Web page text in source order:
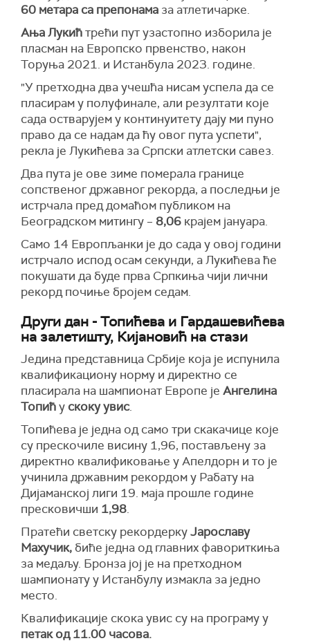
60 метара са препонама за атлетичарке.
Ања Лукићтрећи пут узастопно изборила је
пласман на Европско првенство, након
Торуња 2021. и Истанбула 2023. године.
"У претходна два учешћа нисам успела да се
пласирам у полуфинале, али резултати које
сада остварујем у континуитету дају ми пуно
право да се надам да ћу овог пута успети",
рекла је Лукићева за Српски атлетски савез.
Два пута је ове зиме померала границе
сопственог државног рекорда, а последњи је
истрчала пред домаћом публиком на
Београдском митингу – 8,06 крајем јануара.
Само 14 Европљанки је до сада у овој години
истрчало испод осам секунди, а Лукићева ће
покушати да буде прва Српкиња чији лични
рекорд почиње бројем седам.
Други дан - Топићева и Гардашевићева
на залетишту, Кијановић на стази
Једина представница Србије која је испунила
квалификациону норму и директно се
пласирала на шампионат Европе је Ангелина
Топићу скоку увис.
Топићева је једна од само три скакачице које
су прескочиле висину 1,96, постављену за
директно квалификовање у Апелдорн и то је
учинила државним рекордом у Рабату на
Дијаманској лиги 19. маја прошле године
пресковичши 1,98.
Пратећи светску рекордеркуЈарославу
Махучик, биће једна од главних фавориткиња
за медаљу. Бронза јој је на претходном
шампионату у Истанбулу измакла за једно
место.
Квалификације скока увис су на програму у
петак од 11.00 часова.